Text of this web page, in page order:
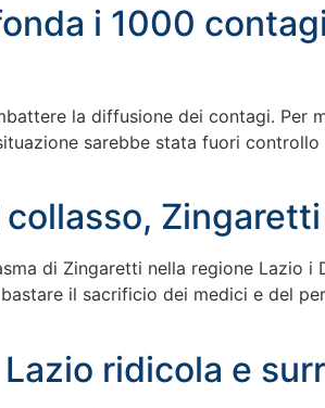
i 1000
la diffusione dei contagi. Per
sarebbe stata fuori
di Zingaretti nella regione Lazio
il sacrificio dei medici e del
ridicola e